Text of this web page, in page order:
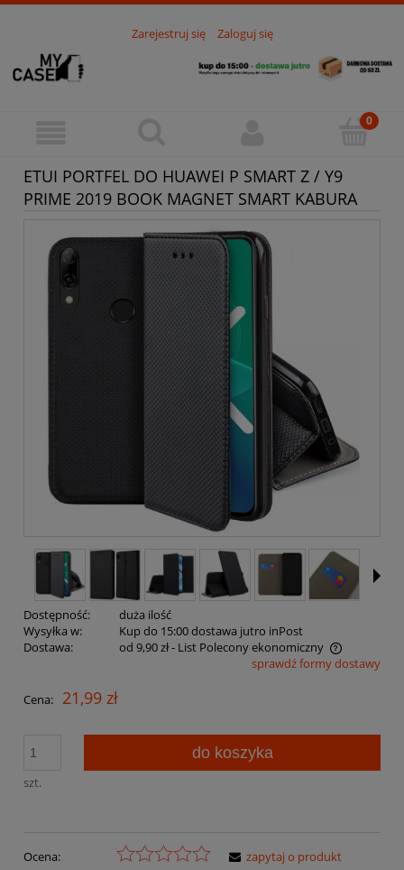
Zarejestruj się Zaloguj się
ETUI PORTFEL DO HUAWEI P SMART Z / Y9
PRIME 2019 BOOK MAGNET SMART KABURA
Dostępność:
duża ilość
Wysyłka w:
Kup do 15:00 dostawa jutro inPost
Dostawa:
od 9,90 zł- List Polecony ekonomiczny
Cena nie zawiera ewentualnych kosztów płatnościsprawdź formy dostawy
Cena: 21,99 zł
szt.
do koszyka
Ocena:
zapytaj o produkt